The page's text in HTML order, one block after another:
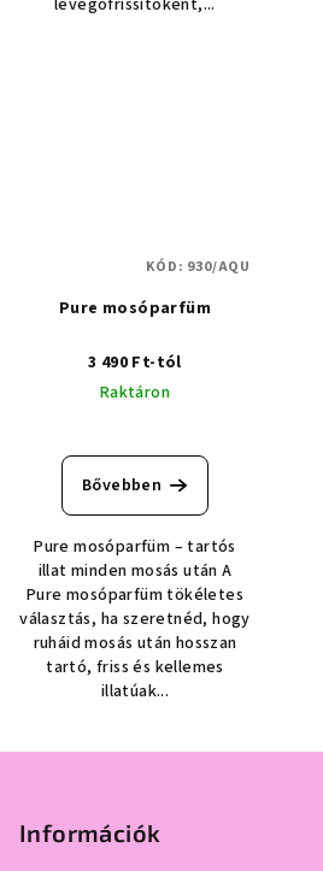
Pure mosóparfüm
3 490 Ft-tól
Raktáron
Bővebben
Pure mosóparfüm – tartós
illat minden mosás után A
Pure mosóparfüm tökéletes
választás, ha szeretnéd, hogy
ruháid mosás után hosszan
tartó, friss és kellemes
illatúak...
KÓD: 930/AQU
Információk